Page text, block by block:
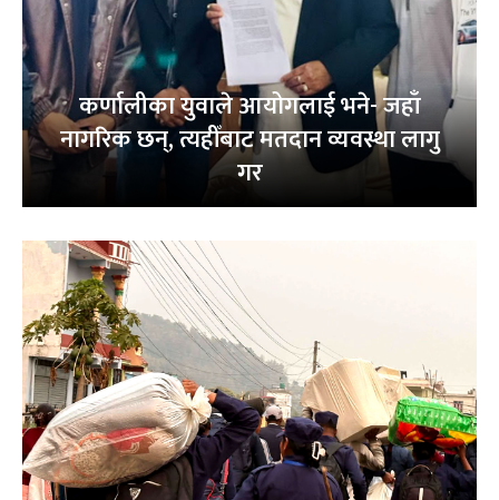
कर्णालीका युवाले आयोगलाई भने- जहाँ
नागरिक छन्, त्यहीँबाट मतदान व्यवस्था लागु
गर